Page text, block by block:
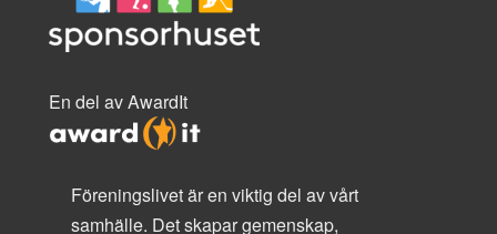
En del av AwardIt
Föreningslivet är en viktig del av vårt
samhälle. Det skapar gemenskap,